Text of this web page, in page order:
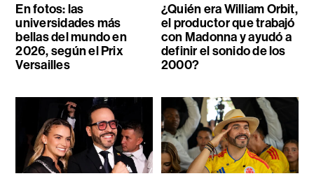
En fotos: las
universidades más
bellas del mundo en
2026, según el Prix
Versailles
¿Quién era William Orbit,
el productor que trabajó
con Madonna y ayudó a
definir el sonido de los
2000?